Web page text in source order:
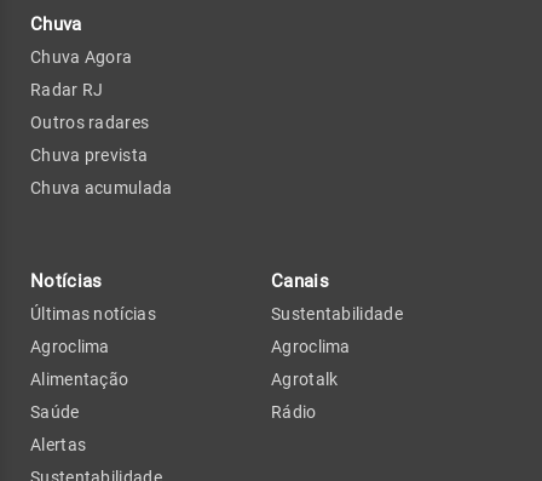
Chuva
Chuva Agora
Radar RJ
Outros radares
Chuva prevista
Chuva acumulada
Notícias
Últimas notícias
Agroclima
Alimentação
Saúde
Alertas
Sustentabilidade
Canais
Sustentabilidade
Agroclima
Agrotalk
Rádio